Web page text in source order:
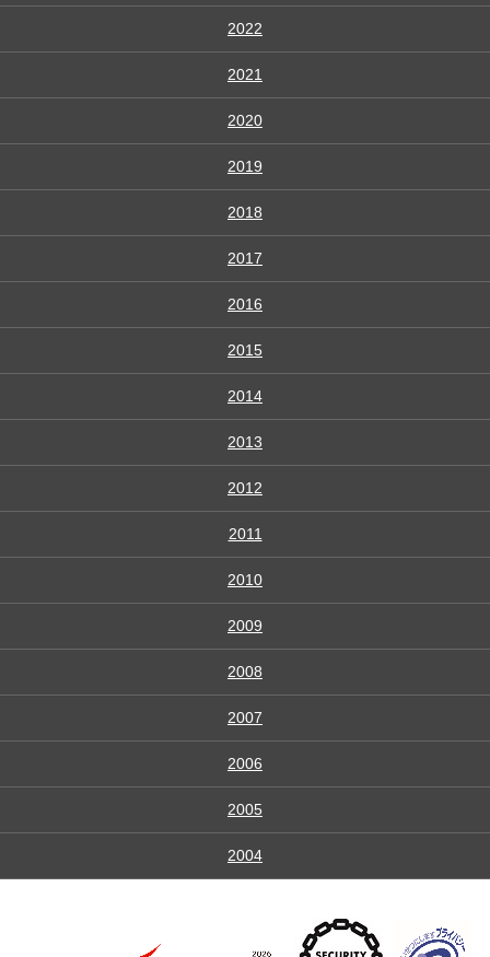
2022
2021
2020
2019
2018
2017
2016
2015
2014
2013
2012
2011
2010
2009
2008
2007
2006
2005
2004